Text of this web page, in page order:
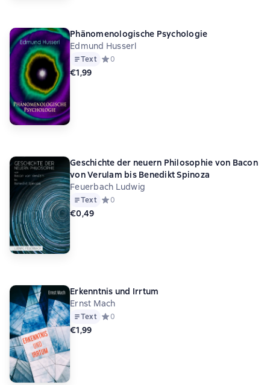
Phänomenologische Psychologie
Edmund Husserl
Text Средний рейтинг 0 на основе 0 оценок
0
€1,99
Geschichte der neuern Philosophie von Bacon
von Verulam bis Benedikt Spinoza
Feuerbach Ludwig
Text Средний рейтинг 0 на основе 0 оценок
0
€0,49
Erkenntnis und Irrtum
Ernst Mach
Text Средний рейтинг 0 на основе 0 оценок
0
€1,99